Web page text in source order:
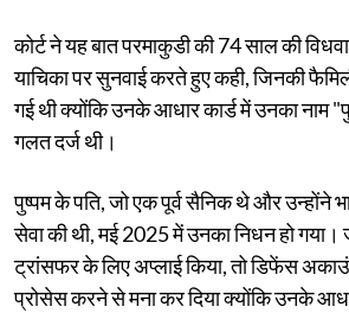
कोर्ट ने यह बात परमाकुडी की 74 साल की विधवा
याचिका पर सुनवाई करते हुए कही, जिनकी
गई थी क्योंकि उनके आधार कार्ड में उनका नाम
गलत दर्ज थी।
पुष्पम के पति, जो एक पूर्व सैनिक थे और उन्होंने
सेवा की थी, मई 2025 में उनका निधन हो
ट्रांसफर के लिए अप्लाई किया, तो डिफेंस
प्रोसेस करने से मना कर दिया क्योंकि उनके